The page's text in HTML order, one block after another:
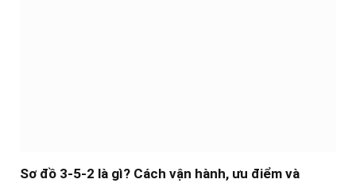
Sơ đồ 3-5-2 là gì? Cách vận hành, ưu điểm và